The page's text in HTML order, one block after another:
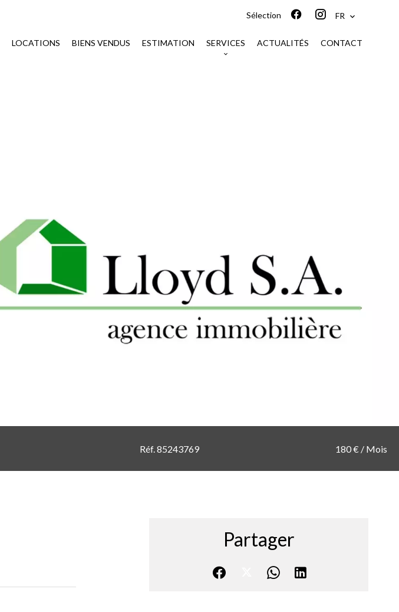
Sélection FR
LOCATIONS BIENS VENDUS ESTIMATION SERVICES ACTUALITÉS CONTACT
Réf. 85243769 180 € / Mois
Partager